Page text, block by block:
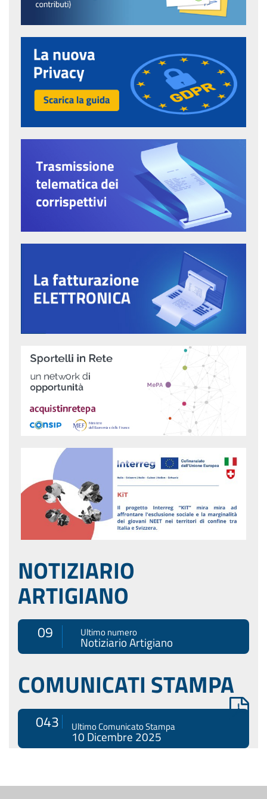
NOTIZIARIO
ARTIGIANO
09 Ultimo numero
Notiziario Artigiano
COMUNICATI STAMPA
043 Ultimo Comunicato Stampa
10 Dicembre 2025